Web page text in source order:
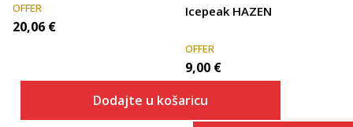
OFFER
20,06 €
Dodajte u košaricu
Icepeak HAZEN
OFFER
9,00 €